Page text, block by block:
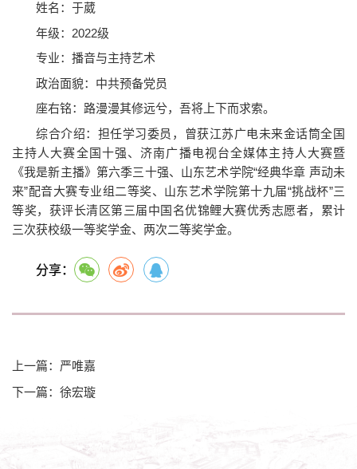
姓名：于葳
年级：2022级
专业：播音与主持艺术
政治面貌：中共预备党员
座右铭：路漫漫其修远兮，吾将上下而求索。
综合介绍：担任学习委员，曾获江苏广电未来金话筒全国
主持人大赛全国十强、济南广播电视台全媒体主持人大赛暨
《我是新主播》第六季三十强、山东艺术学院“经典华章 声动未
来”配音大赛专业组二等奖、山东艺术学院第十九届“挑战杯”三
等奖，获评长清区第三届中国名优锦鲤大赛优秀志愿者，累计
三次获校级一等奖学金、两次二等奖学金。
分享：
上一篇：严唯嘉
下一篇：徐宏璇